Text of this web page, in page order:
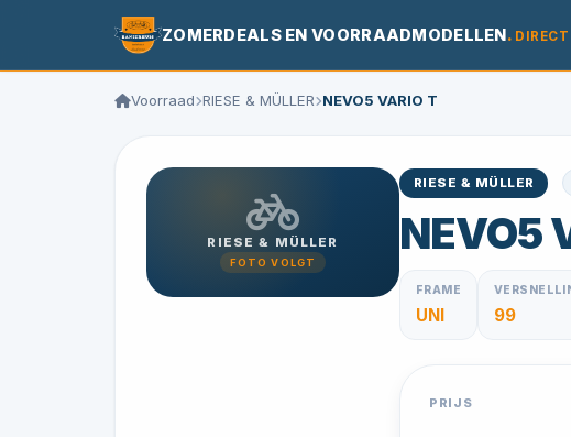
ZOMERDEALS EN VOORRAADMODELLEN. DIRECT
Voorraad RIESE & MÜLLER NEVO5 VARIO T
RIESE & MÜLLER
FOTO VOLGT
RIESE & MÜLLER
NEVO5
FRAME
UNI 99
PRIJS